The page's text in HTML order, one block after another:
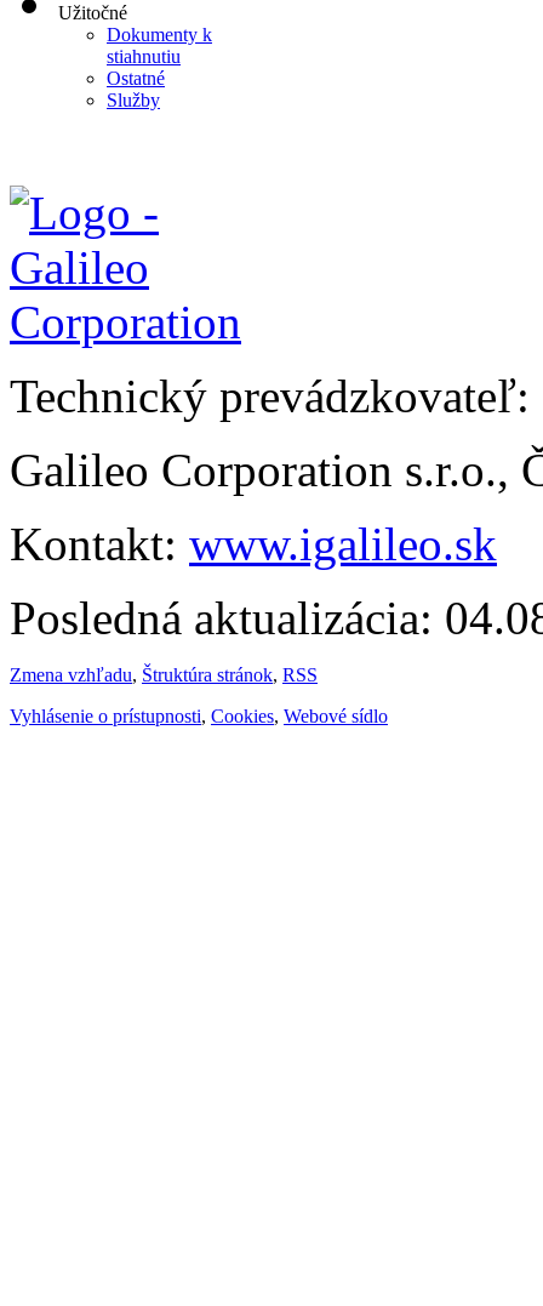
Užitočné
Dokumenty k
stiahnutiu
Ostatné
Služby
Technický prevádzkovateľ:
Galileo Corporation s.r.o.,
Kontakt: www.igalileo.sk
Posledná aktualizácia:
Zmena vzhľadu, Štruktúra stránok, RSS
Vyhlásenie o prístupnosti, Cookies, Webové sídlo